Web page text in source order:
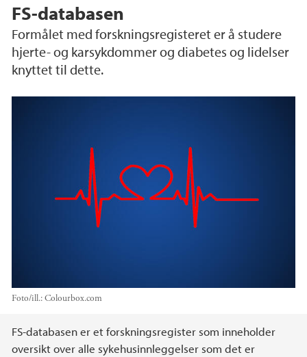
FS-databasen
Formålet med forskningsregisteret er å studere
hjerte- og karsykdommer og diabetes og lidelser
knyttet til dette.
Foto/ill.:Colourbox.com
Hovedinnhold
FS-databasen er et forskningsregister som inneholder
oversikt over alle sykehusinnleggelser som det er